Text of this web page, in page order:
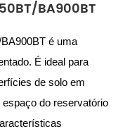
BA900BT
é uma
É ideal para
de solo em
do reservatório